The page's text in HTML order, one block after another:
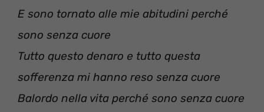
E sono tornato alle mie abitudini perché
sono senza cuore
Tutto questo denaro e tutto questa
sofferenza mi hanno reso senza cuore
Balordo nella vita perché sono senza cuore